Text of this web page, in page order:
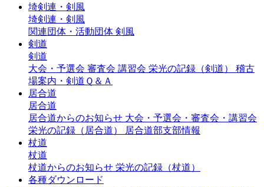
埼剣連・剣風
埼剣連・剣風
関連団体・活動団体 剣風
剣道
剣道
大会・予選会 審査会 講習会 栄光の記録（剣道） 稽古
場案内・剣道Ｑ＆Ａ
居合道
居合道
居合道からのお知らせ 大会・予選会・審査会・講習会
栄光の記録（居合道）
居合道部支部情報
杖道
杖道
杖道からのお知らせ 栄光の記録（杖道）
各種ダウンロード